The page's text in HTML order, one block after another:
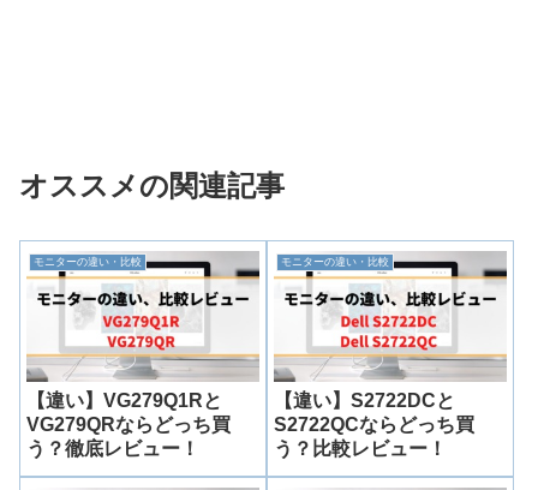
オススメの関連記事
モニターの違い・比較
【違い】VG279Q1Rと
VG279QRならどっち買
う？徹底レビュー！
モニターの違い・比較
【違い】S2722DCと
S2722QCならどっち買
う？比較レビュー！